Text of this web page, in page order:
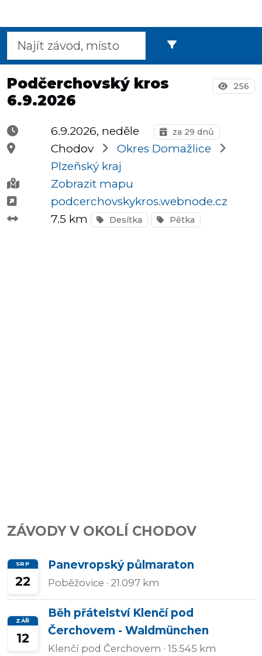
OCR
Praha
Virtuální
závody
Dětské
Přidat/upravit
závody
Podčerchovský kros
6.9.2026
256
6.9.2026, neděle za 29 dnů
Chodov
Okres Domažlice
Plzeňský kraj
Zobrazit mapu
podcerchovskykros.webnode.cz
7.5 km
Desítka Pětka
ZÁVODY V OKOLÍ CHODOV
SRP
22
Panevropský půlmaraton
Poběžovice · 21.097 km
ZÁŘ
12
Běh přátelství Klenčí pod
Čerchovem - Waldmünchen
Klenčí pod Čerchovem · 15.545 km